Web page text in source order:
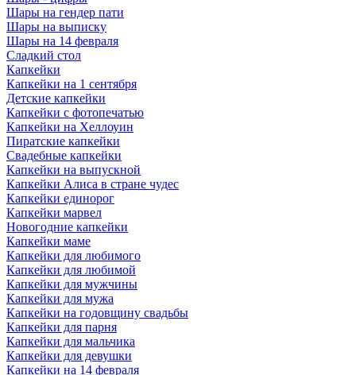
Шары на гендер пати
Шары на выписку
Шары на 14 февраля
Сладкий стол
Капкейки
Капкейки на 1 сентября
Детские капкейки
Капкейки с фотопечатью
Капкейки на Хеллоуин
Пиратские капкейки
Свадебные капкейки
Капкейки на выпускной
Капкейки Алиса в стране чудес
Капкейки единорог
Капкейки марвел
Новогодние капкейки
Капкейки маме
Капкейки для любимого
Капкейки для любимой
Капкейки для мужчины
Капкейки для мужа
Капкейки на годовщину свадьбы
Капкейки для парня
Капкейки для мальчика
Капкейки для девушки
Капкейки на 14 февраля